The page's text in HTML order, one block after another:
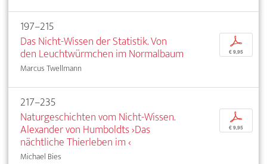
197–215
Das Nicht-Wissen der Statistik. Von
den Leuchtwürmchen im Normalbaum
Marcus Twellmann
p
€ 9,95
217–235
Naturgeschichten vom Nicht-Wissen.
Alexander von Humboldts ›Das
nächtliche Thierleben im ‹
Michael Bies
p
€ 9,95